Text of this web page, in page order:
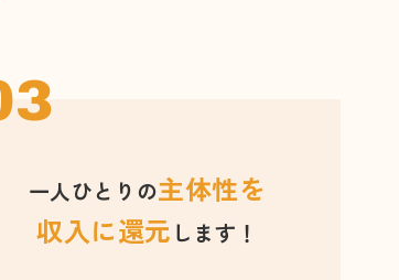
一人ひとりの主体性を
収入に還元 します！